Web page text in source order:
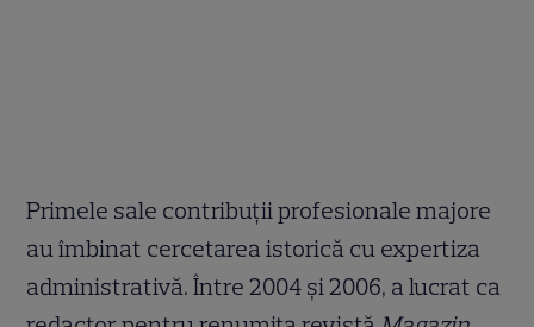
Primele sale contribuții profesionale majore
au îmbinat cercetarea istorică cu expertiza
administrativă. Între 2004 și 2006, a lucrat ca